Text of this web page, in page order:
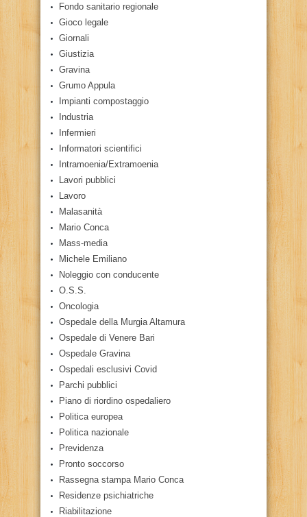
Fondo sanitario regionale
Gioco legale
Giornali
Giustizia
Gravina
Grumo Appula
Impianti compostaggio
Industria
Infermieri
Informatori scientifici
Intramoenia/Extramoenia
Lavori pubblici
Lavoro
Malasanità
Mario Conca
Mass-media
Michele Emiliano
Noleggio con conducente
O.S.S.
Oncologia
Ospedale della Murgia Altamura
Ospedale di Venere Bari
Ospedale Gravina
Ospedali esclusivi Covid
Parchi pubblici
Piano di riordino ospedaliero
Politica europea
Politica nazionale
Previdenza
Pronto soccorso
Rassegna stampa Mario Conca
Residenze psichiatriche
Riabilitazione